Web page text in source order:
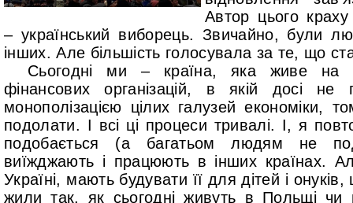
Автор цього краху
– український виборець. Звичайно, були
інших. Але більшість голосувала за те, що
Сьогодні ми – країна, яка живе на
фінансових організацій, в якій досі не
монополізацією цілих галузей економіки,
подолати. І всі ці процеси тривалі. І, я
подобається (а багатьом людям не
виїжджають і працюють в інших країнах.
Україні, мають будувати її для дітей і
жили так, як сьогодні живуть в Польщі чи